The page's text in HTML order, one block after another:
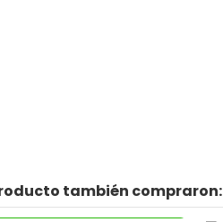
también compraron: